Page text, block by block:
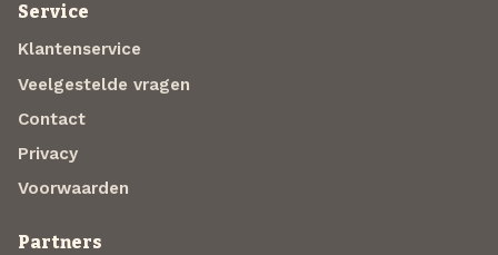
Service
Klantenservice
Veelgestelde vragen
Contact
Privacy
Voorwaarden
Partners